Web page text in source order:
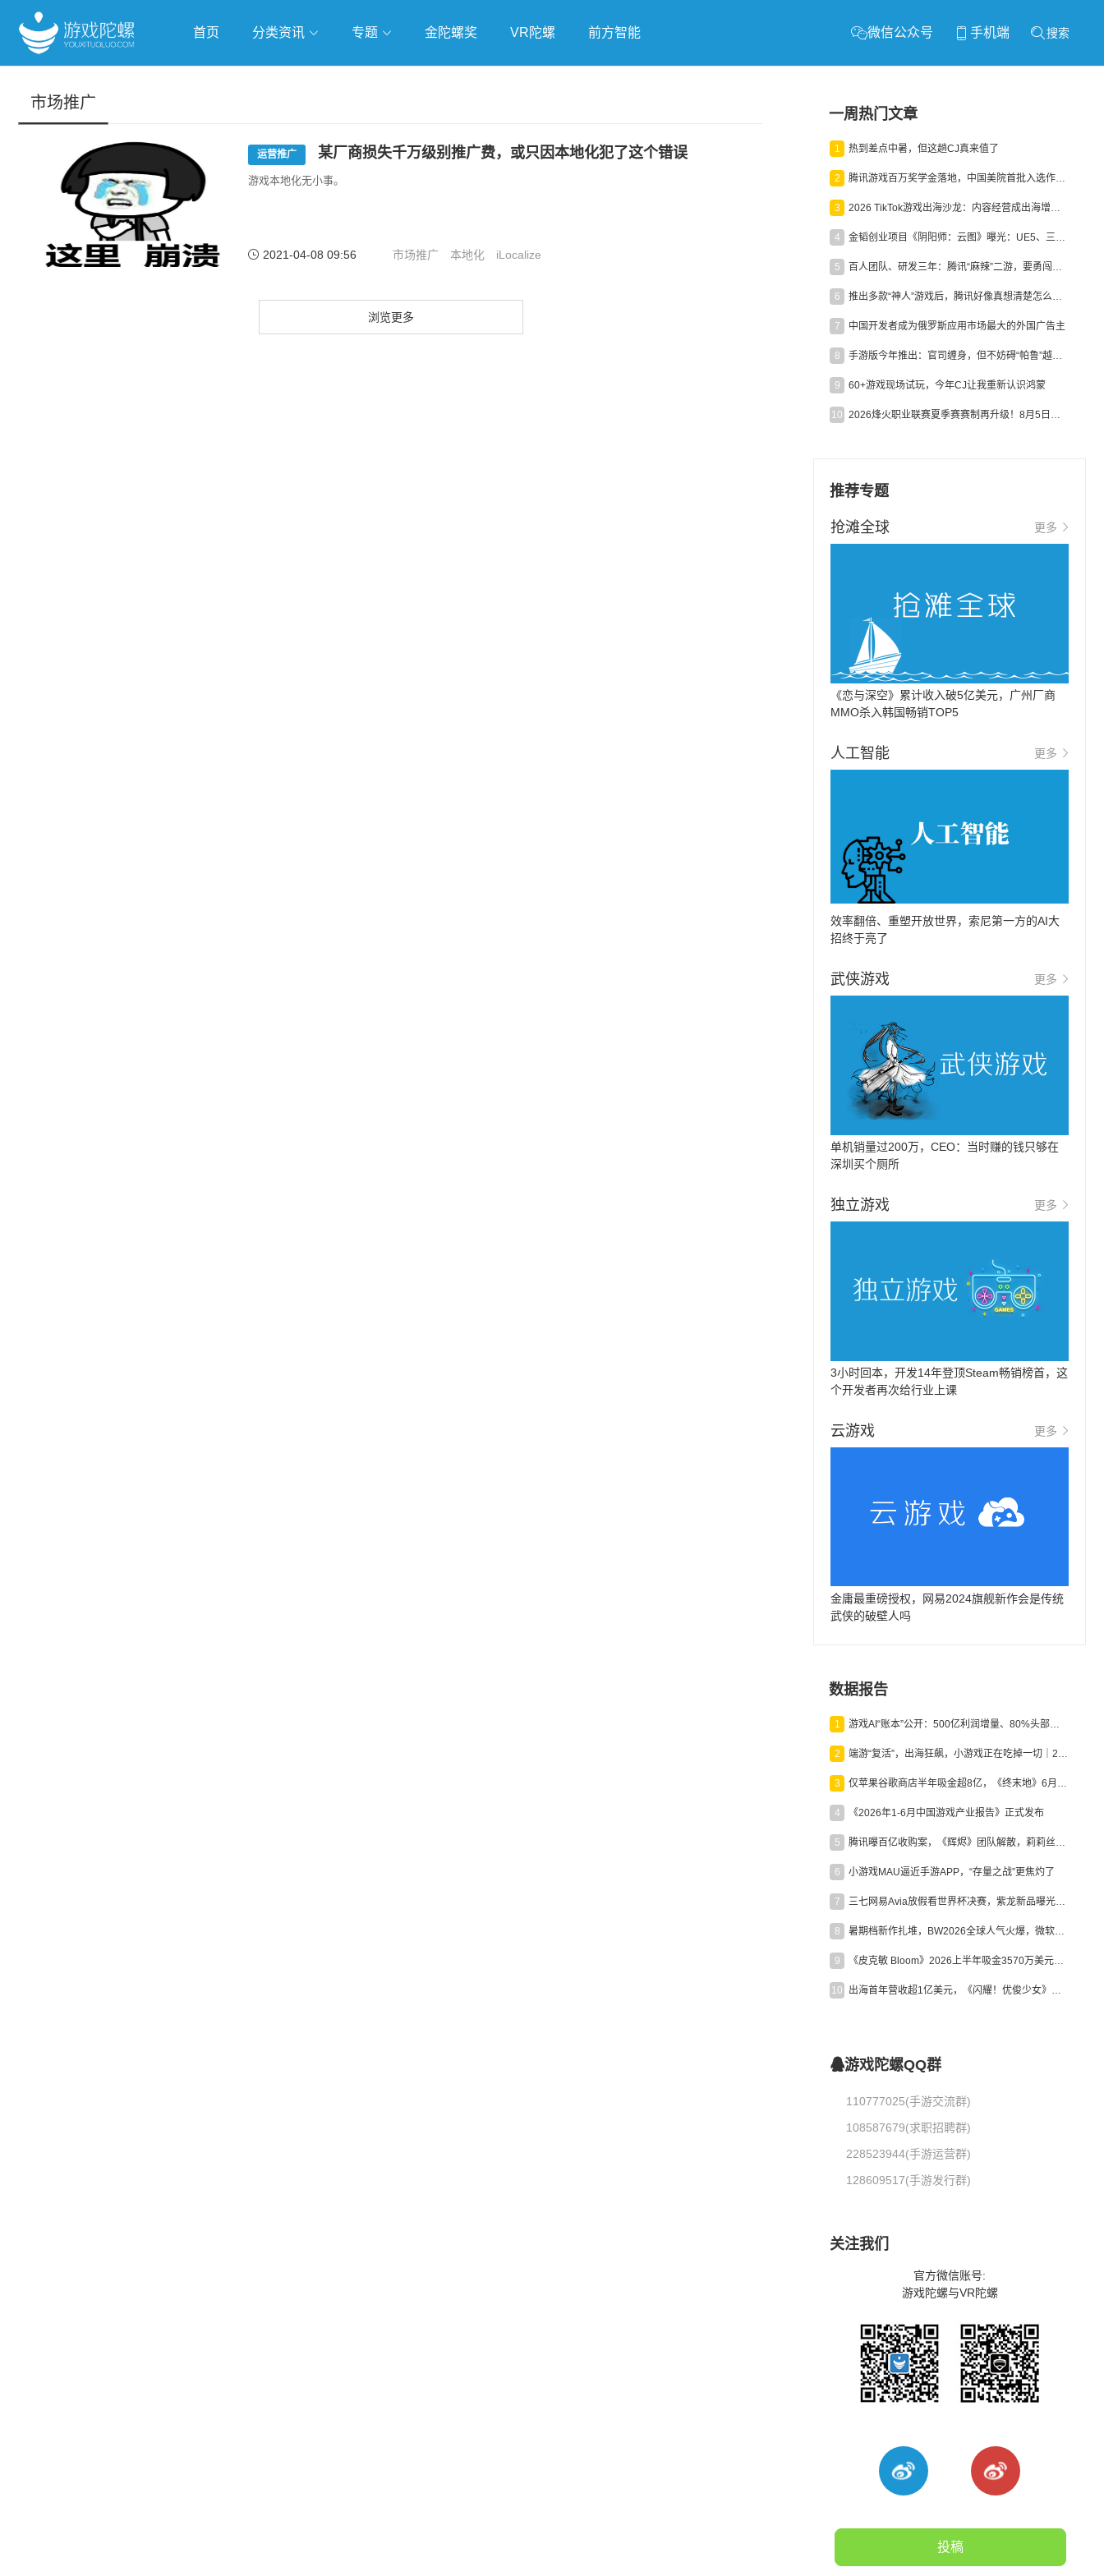
首页 分类资讯 专题 金陀螺奖 VR陀螺 前方智能 微信公众号 手机端 搜索
市场推广
运营推广 某厂商损失千万级别推广费，或只因本地化犯了这个错误
游戏本地化无小事。
2021-04-08 09:56 市场推广 本地化 iLocalize
浏览更多
一周热门文章
1 热到差点中暑，但这趟CJ真来值了
2 腾讯游戏百万奖学金落地，中国美院首批入选作品获业内关注
3 2026 TikTok游戏出海沙龙：内容经营成出海增长新引擎
4 金韬创业项目《阴阳师：云图》曝光：UE5、三端互通、ARPG
5 百人团队、研发三年：腾讯“麻辣”二游，要勇闯男性恋爱市场
6 推出多款“神人”游戏后，腾讯好像真想清楚怎么做二次元了
7 中国开发者成为俄罗斯应用市场最大的外国广告主
8 手游版今年推出：官司缠身，但不妨碍“帕鲁”越来越火
9 60+游戏现场试玩，今年CJ让我重新认识鸿蒙
10 2026烽火职业联赛夏季赛赛制再升级！8月5日起24支战队集结开战！
推荐专题
抢滩全球 更多
《恋与深空》累计收入破5亿美元，广州厂商
MMO杀入韩国畅销TOP5
人工智能 更多
效率翻倍、重塑开放世界，索尼第一方的AI大
招终于亮了
武侠游戏 更多
单机销量过200万，CEO：当时赚的钱只够在
深圳买个厕所
独立游戏 更多
3小时回本，开发14年登顶Steam畅销榜首，这
个开发者再次给行业上课
云游戏 更多
金庸最重磅授权，网易2024旗舰新作会是传统
武侠的破壁人吗
数据报告
1 游戏AI“账本”公开：500亿利润增量、80%头部入局，谁在闷声发财？
2 端游“复活”，出海狂飙，小游戏正在吃掉一切｜2026上半年产业报告
3 仅苹果谷歌商店半年吸金超8亿，《终末地》6月份收入显著回暖
4 《2026年1-6月中国游戏产业报告》正式发布
5 腾讯曝百亿收购案，《辉烬》团队解散，莉莉丝新作曝光｜陀螺周报
6 小游戏MAU逼近手游APP，“存量之战”更焦灼了
7 三七网易Avia放假看世界杯决赛，紫龙新品曝光，米哈游新作上线 | 陀螺周报
8 暑期档新作扎堆，BW2026全球人气火爆，微软XBOX大裁员|陀螺周报
9 《皮克敏 Bloom》2026上半年吸金3570万美元，中国台湾成最大市场
10 出海首年营收超1亿美元，《闪耀！优俊少女》美国市场占比达七成
游戏陀螺QQ群
110777025(手游交流群)
108587679(求职招聘群)
228523944(手游运营群)
128609517(手游发行群)
关注我们
官方微信账号:
游戏陀螺与VR陀螺
投稿